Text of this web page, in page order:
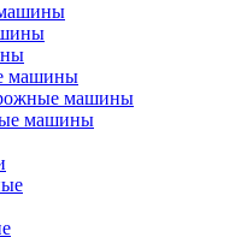
машины
машины
машины